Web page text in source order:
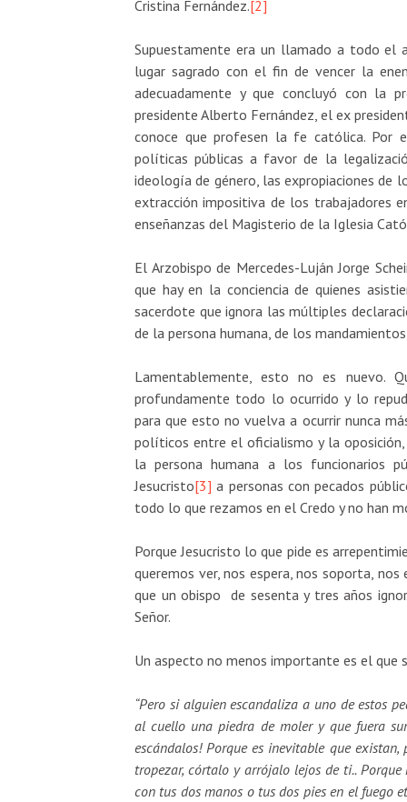
Cristina Fernández.[2]
Supuestamente era un llamado a todo el
lugar sagrado con el fin de vencer la
adecuadamente y que concluyó con la
presidente Alberto Fernández, el ex
conoce que profesen la fe católica. Por
políticas públicas a favor de la
ideología de género, las expropiaciones de
extracción impositiva de los trabajadores
enseñanzas del Magisterio de la Iglesia
El Arzobispo de Mercedes-Luján Jorge
que hay en la conciencia de quienes
sacerdote que ignora las múltiples
de la persona humana, de los
Lamentablemente, esto no es nuevo.
profundamente todo lo ocurrido y lo
para que esto no vuelva a ocurrir nunca
políticos entre el oficialismo y la
la persona humana a los funcionarios
Jesucristo[3] a personas con pecados
todo lo que rezamos en el Credo y no han
Porque Jesucristo lo que pide es
queremos ver, nos espera, nos soporta,
que un obispo de sesenta y tres años
Señor.
Un aspecto no menos importante es el que
“Pero si alguien escandaliza a uno de estos
al cuello una piedra de moler y que fuera
escándalos! Porque es inevitable que
tropezar, córtalo y arrójalo lejos de ti..
con tus dos manos o tus dos pies en el fuego